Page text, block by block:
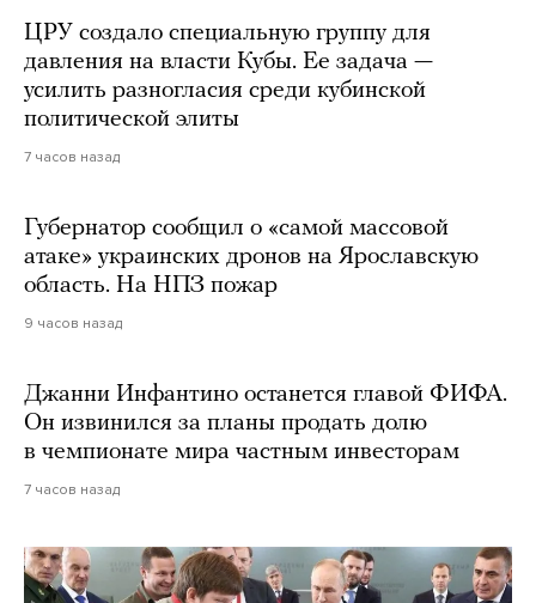
ЦРУ создало специальную группу для
давления на власти Кубы. Ее задача —
усилить разногласия среди кубинской
политической элиты
7 часов назад
Губернатор сообщил о «самой массовой
атаке» украинских дронов на Ярославскую
область. На НПЗ пожар
9 часов назад
Джанни Инфантино останется главой ФИФА.
Он извинился за планы продать долю
в чемпионате мира частным инвесторам
7 часов назад